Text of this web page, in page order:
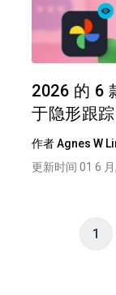
2026 的 6
于隐形跟踪
作者Agnes W
更新时间 01 6
1